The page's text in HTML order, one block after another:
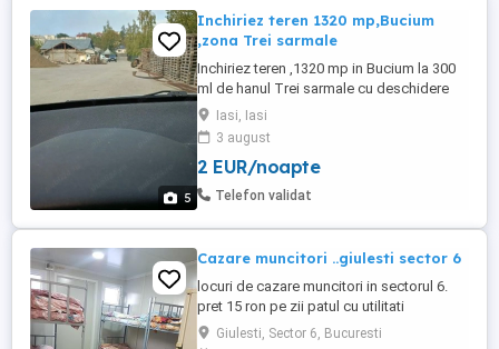
5
Inchiriez teren 1320 mp,Bucium
,zona Trei sarmale
Inchiriez teren ,1320 mp in Bucium la 300
ml de hanul Trei sarmale cu deschidere
12ml (pe lungime)la sos. Barnova ,integral
betonat,2 cai de acces,utilitati,2 euro mp
neg.
Iasi, Iasi
3 august
2 EUR/noapte
Telefon validat
Cazare muncitori ..giulesti sector 6
locuri de cazare muncitori in sectorul 6.
pret 15 ron pe zii patul cu utilitati
incluse.pretul se negociaza in functie de
Giulesti, Sector 6, Bucuresti